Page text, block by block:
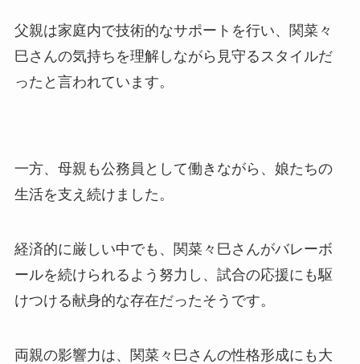
父親は家庭内で技術的なサポートを行い、関菜々
巳さんの気持ちを理解しながら見守るスタイルだ
ったと言われています。
一方、母親も公務員として働きながら、娘たちの
生活を支え続けました。
経済的に厳しい中でも、関菜々巳さんがバレーボ
ールを続けられるよう努力し、試合の応援にも駆
けつける献身的な存在だったそうです。
両親の影響力は、関菜々巳さんの性格形成にも大